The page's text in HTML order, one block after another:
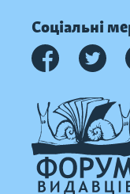
Соціальні